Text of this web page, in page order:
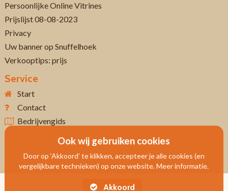
Persoonlijke Online Vitrines
Prijslijst 08-08-2023
Privacy
Uw banner op Snuffelhoek
Verkooptips: prijs
Service
Start
Contact
Bedrijvengids
Ook wij gebruiken cookies
Door op ‘Akkoord’ te klikken, accepteer je alle cookies (en
vergelijkbare technieken) op onze website. Meer informatie.
Akkoord